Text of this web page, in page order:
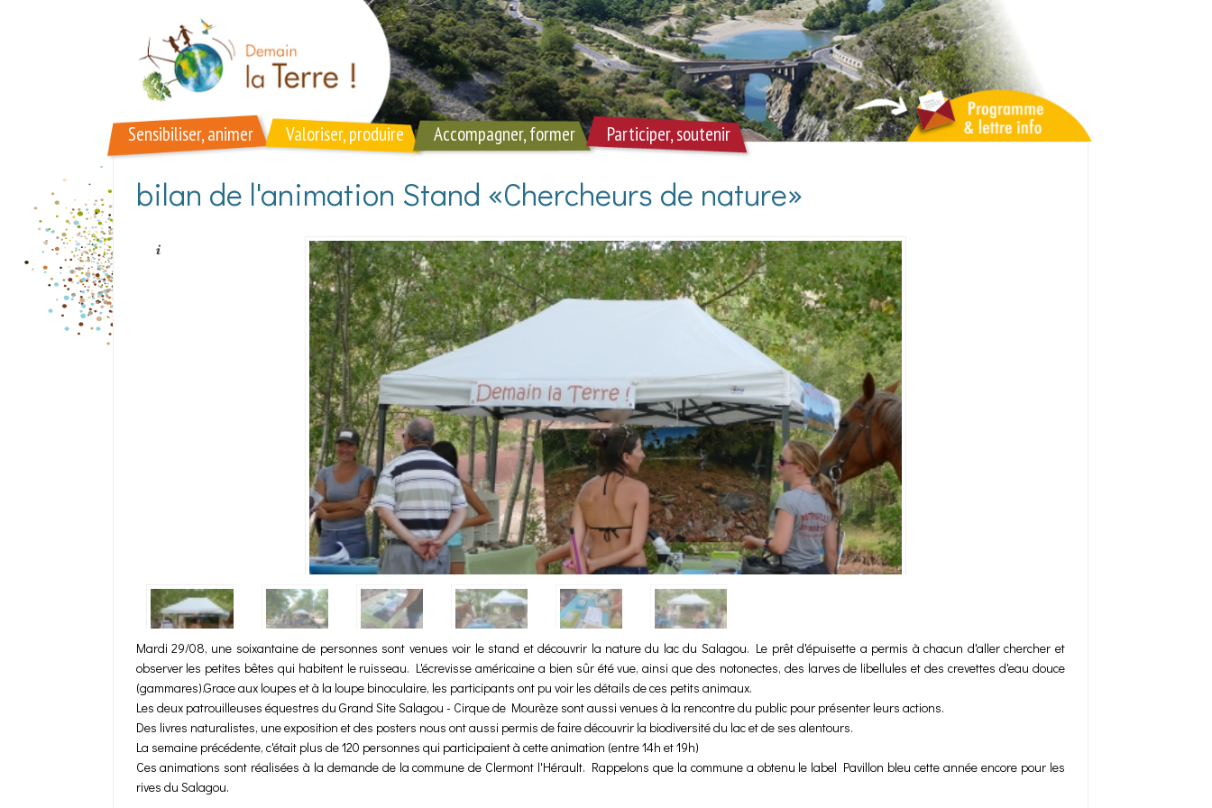
Sensibiliser, animer Valoriser, produire Accompagner, former Participer, soutenir
bilan de l'animation Stand «Chercheurs de nature»
Mardi 29/08, une soixantaine de personnes sont venues voir le stand et découvrir la nature du lac du Salagou. Le prêt d'épuisette a permis à chacun d'aller chercher et
observer les petites bêtes qui habitent le ruisseau. L'écrevisse américaine a bien sûr été vue, ainsi que des notonectes, des larves de libellules et des crevettes d'eau douce
(gammares).Grace aux loupes et à la loupe binoculaire, les participants ont pu voir les détails de ces petits animaux.
Les deux patrouilleuses équestres du Grand Site Salagou - Cirque de Mourèze sont aussi venues à la rencontre du public pour présenter leurs actions.
Des livres naturalistes, une exposition et des posters nous ont aussi permis de faire découvrir la biodiversité du lac et de ses alentours.
La semaine précédente, c'était plus de 120 personnes qui participaient à cette animation (entre 14h et 19h)
Ces animations sont réalisées à la demande de la commune de Clermont l'Hérault. Rappelons que la commune a obtenu le label Pavillon bleu cette année encore pour les
rives du Salagou.